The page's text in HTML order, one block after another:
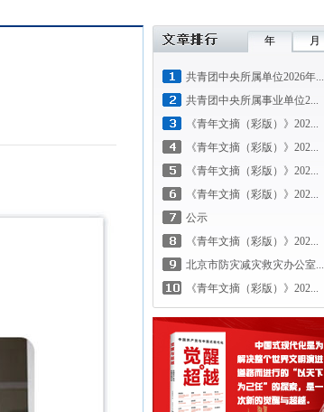
年 月
共青团中央所属单位2026年...
共青团中央所属事业单位2...
《青年文摘（彩版）》202...
《青年文摘（彩版）》202...
《青年文摘（彩版）》202...
《青年文摘（彩版）》202...
公示
《青年文摘（彩版）》202...
北京市防灾减灾救灾办公室...
《青年文摘（彩版）》202...